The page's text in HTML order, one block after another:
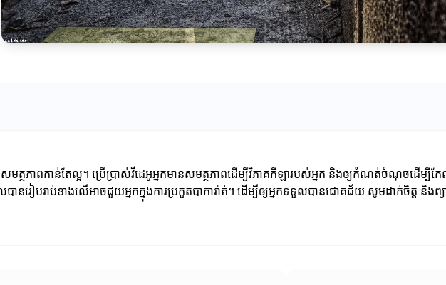
ានសមត្ថភាពកាន់តែល្អ។ ប្រើប្រាស់វីដេអូអ្នកមានសមត្ថភាពដើម្បីវិភាគកីឡារបស់អ្នក និងឲ្យកំណត់ចំណុចដើម្បីកែ
នរៀបរាប់ខាងលើអាចជួយអ្នកក្នុងការប្រកួតបាការ៉ាត់។ ដើម្បីឲ្យអ្នកទទួលបានជោគជ័យ សូមដាក់ចិត្ត និងព្យា